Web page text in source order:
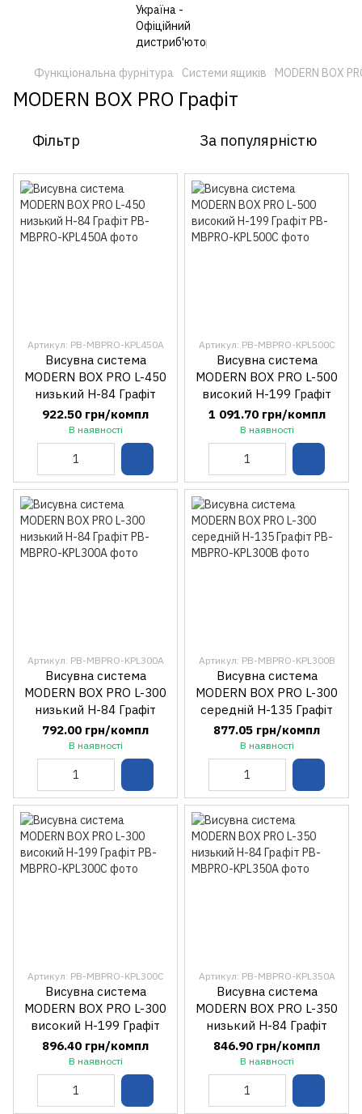
Функціональна фурнітура Системи ящиків MODERN BOX
MODERN BOX PRO Графіт
Фільтр За популярністю
Артикул: PB-MBPRO-KPL450A
Висувна система
MODERN BOX PRO L-450
низький H-84 Графіт
922.50 грн/компл
В наявності
Артикул: PB-MBPRO-KPL500C
Висувна система
MODERN BOX PRO L-500
високий H-199 Графіт
1 091.70 грн/компл
В наявності
Артикул: PB-MBPRO-KPL300A
Висувна система
MODERN BOX PRO L-300
низький H-84 Графіт
792.00 грн/компл
В наявності
Артикул: PB-MBPRO-KPL300B
Висувна система
MODERN BOX PRO L-300
середній H-135 Графіт
877.05 грн/компл
В наявності
Артикул: PB-MBPRO-KPL300C
Висувна система
MODERN BOX PRO L-300
високий H-199 Графіт
896.40 грн/компл
В наявності
Артикул: PB-MBPRO-KPL350A
Висувна система
MODERN BOX PRO L-350
низький H-84 Графіт
846.90 грн/компл
В наявності